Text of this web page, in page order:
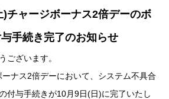
チャージボーナス2倍デーのボ
手続き完了のお知らせ
ございます。
ナス2倍デーにおいて、システム不具合
付与手続きが10月9日(日)に完了いたし